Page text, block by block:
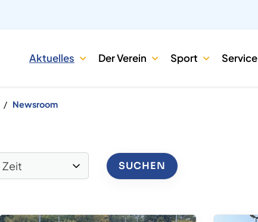
Aktuelles Der Verein Sport Service
Newsroom